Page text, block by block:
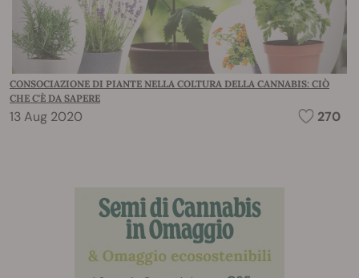
CONSOCIAZIONE DI PIANTE NELLA COLTURA DELLA CANNABIS: CIÒ
CHE C'È DA SAPERE
13 Aug 2020 270